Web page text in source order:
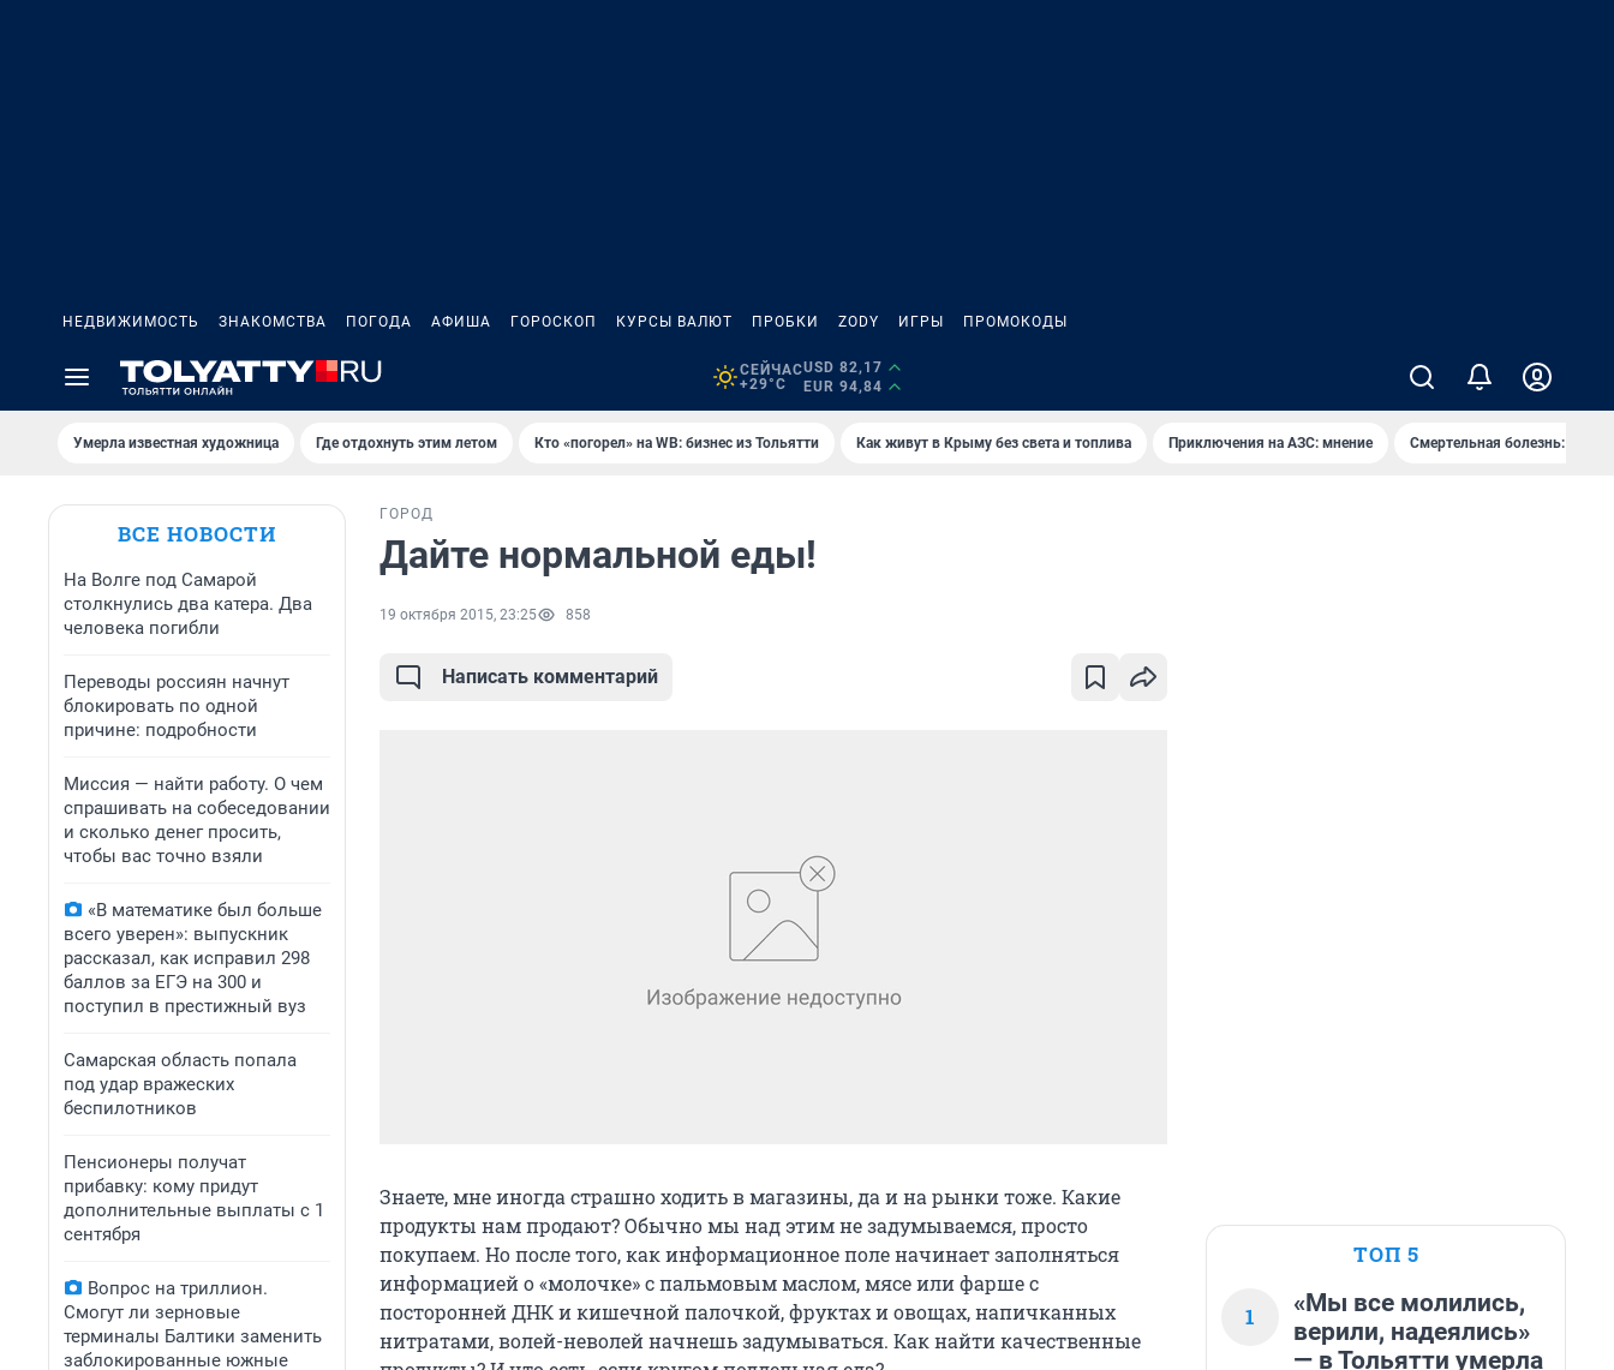
НЕДВИЖИМОСТЬ ЗНАКОМСТВА ПОГОДА АФИША ГОРОСКОП КУРСЫ ВАЛЮТ ПРОБКИ ZODY ИГРЫ ПРОМОКОДЫ
СЕЙЧАС
+29°C
USD 82,17
EUR 94,84
Умерла известная художница Где отдохнуть этим летом Кто «погорел» на WB: бизнес из Тольятти Как живут в Крыму без света и топлива Приключения на АЗС: мнение Смертельная болезнь:
ВСЕ НОВОСТИ
На Волге под Самарой
столкнулись два катера. Два
человека погибли
Переводы россиян начнут
блокировать по одной
причине: подробности
Миссия — найти работу. О чем
спрашивать на собеседовании
и сколько денег просить,
чтобы вас точно взяли
«В математике был больше
всего уверен»: выпускник
рассказал, как исправил 298
баллов за ЕГЭ на 300 и
поступил в престижный вуз
Самарская область попала
под удар вражеских
беспилотников
Пенсионеры получат
прибавку: кому придут
дополнительные выплаты с 1
сентября
Вопрос на триллион.
Смогут ли зерновые
терминалы Балтики заменить
заблокированные южные
ГОРОД
Дайте нормальной еды!
19 октября 2015, 23:25 858
Написать комментарий
Знаете, мне иногда страшно ходить в магазины, да и на рынки тоже. Какие
продукты нам продают? Обычно мы над этим не задумываемся, просто
покупаем. Но после того, как информационное поле начинает заполняться
информацией о «молочке» с пальмовым маслом, мясе или фарше с
посторонней ДНК и кишечной палочкой, фруктах и овощах, напичканных
нитратами, волей-неволей начнешь задумываться. Как найти качественные
ТОП 5
1
«Мы все молились,
верили, надеялись»
— в Тольятти умерла